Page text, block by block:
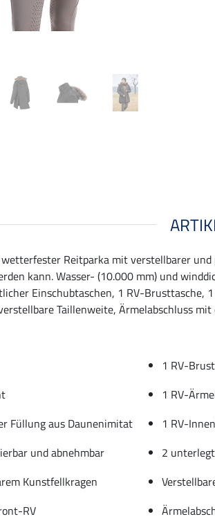
Reitparka mit verstellbarer
kann. Wasser- (10.000 mm) und
Einschubtaschen, 1 RV-
Taillenweite, Ärmelabschluss
1 RV-
1 RV-
Füllung aus Daunenimitat
1 RV-
und abnehmbar
2
Kunstfellkragen
RV